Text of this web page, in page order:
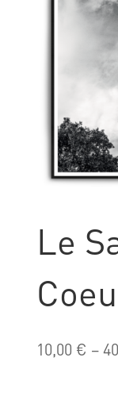
Le
10,00 € –